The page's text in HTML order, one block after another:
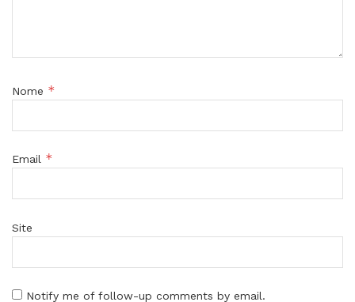
Nome *
Email *
Site
Notify me of follow-up comments by email.